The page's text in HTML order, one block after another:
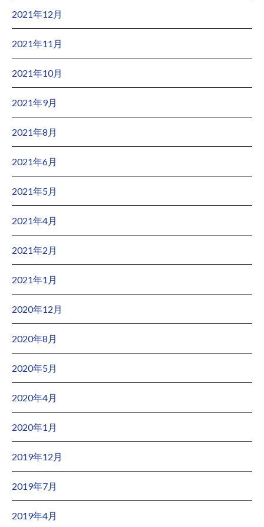
2021年12月
2021年11月
2021年10月
2021年9月
2021年8月
2021年6月
2021年5月
2021年4月
2021年2月
2021年1月
2020年12月
2020年8月
2020年5月
2020年4月
2020年1月
2019年12月
2019年7月
2019年4月